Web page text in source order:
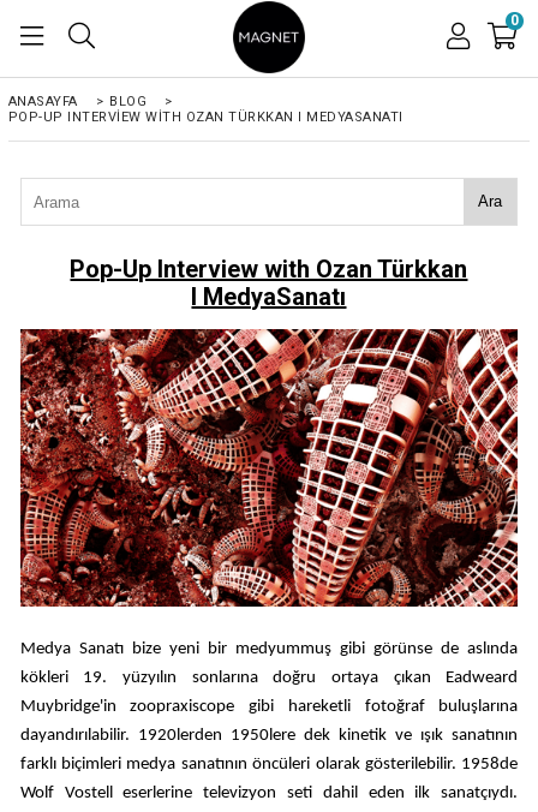
0
ANASAYFA > BLOG
>
POP-UP INTERVIEW WITH OZAN TÜRKKAN I MEDYASANATI
Ara
Pop-Up Interview with Ozan Türkkan
I MedyaSanatı
Medya Sanatı bize yeni bir medyummuş gibi görünse de aslında
kökleri 19. yüzyılın sonlarına doğru ortaya çıkan Eadweard
Muybridge'in zoopraxiscope gibi hareketli fotoğraf buluşlarına
dayandırılabilir. 1920lerden 1950lere dek kinetik ve ışık sanatının
farklı biçimleri medya sanatının öncüleri olarak gösterilebilir. 1958de
Wolf Vostell eserlerine televizyon seti dahil eden ilk sanatçıydı.